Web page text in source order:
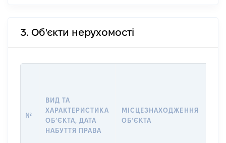
3. Об'єкти нерухомості
№
ВИД ТА
ХАРАКТЕРИСТИКА
ОБʼЄКТА, ДАТА
НАБУТТЯ ПРАВА
МІСЦЕЗНАХОДЖЕННЯ
ОБʼЄКТА